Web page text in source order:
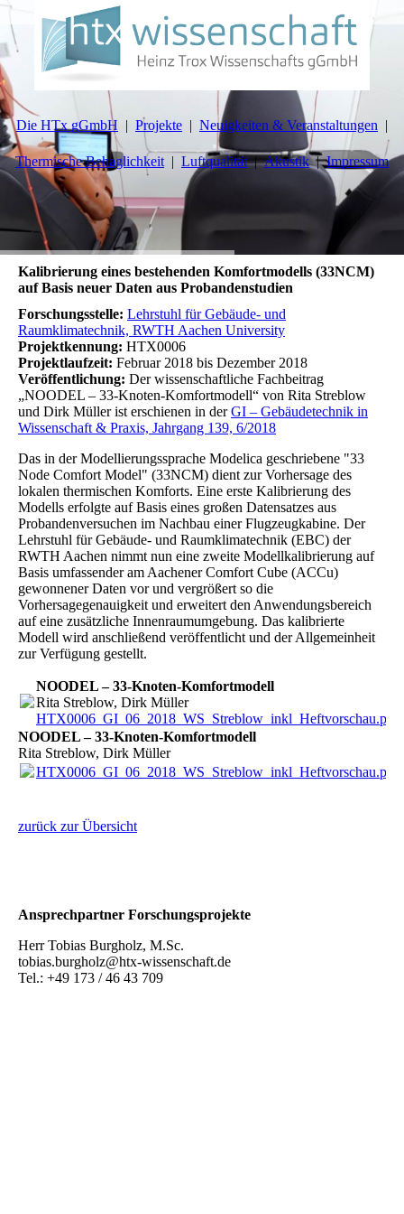
Die HTx gGmbH Projekte Neuigkeiten & Veranstaltungen
Thermische Behaglichkeit Luftqualität Akustik Impressum
Kalibrierung eines bestehenden Komfortmodells (33NCM)
auf Basis neuer Daten aus Probandenstudien
Forschungsstelle: Lehrstuhl für Gebäude- und
Raumklimatechnik, RWTH Aachen University
Projektkennung: HTX0006
Projektlaufzeit: Februar 2018 bis Dezember 2018
Veröffentlichung: Der wissenschaftliche Fachbeitrag
„NOODEL – 33-Knoten-Komfortmodell“ von Rita Streblow
und Dirk Müller ist erschienen in derGI – Gebäudetechnik in
Wissenschaft & Praxis, Jahrgang 139, 6/2018
Das in der Modellierungssprache Modelica geschriebene "33
Node Comfort Model" (33NCM) dient zur Vorhersage des
lokalen thermischen Komforts. Eine erste Kalibrierung des
Modells erfolgte auf Basis eines großen Datensatzes aus
Probandenversuchen im Nachbau einer Flugzeugkabine. Der
Lehrstuhl für Gebäude- und Raumklimatechnik (EBC) der
RWTH Aachen nimmt nun eine zweite Modellkalibrierung auf
Basis umfassender am Aachener Comfort Cube (ACCu)
gewonnener Daten vor und vergrößert so die
Vorhersagegenauigkeit und erweitert den Anwendungsbereich
auf eine zusätzliche Innenraumumgebung. Das kalibrierte
Modell wird anschließend veröffentlicht und der Allgemeinheit
zur Verfügung gestellt.
NOODEL – 33-Knoten-Komfortmodell
Rita Streblow, Dirk Müller
HTX0006_GI_06_2018_WS_Streblow_inkl_Heftvorschau.pdf
NOODEL – 33-Knoten-Komfortmodell
Rita Streblow, Dirk Müller
HTX0006_GI_06_2018_WS_Streblow_inkl_Heftvorschau.pdf
zurück zur Übersicht
Ansprechpartner Forschungsprojekte
Herr Tobias Burgholz, M.Sc.
tobias.burgholz@htx-wissenschaft.de
Tel.: +49 173 / 46 43 709